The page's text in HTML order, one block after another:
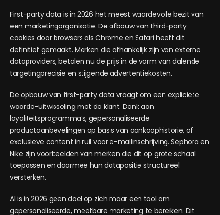
First-party data is in 2026 het meest waardevolle bezit van
een marketingorganisatie. De afbouw van third-party
cookies door browsers als Chrome en Safari heeft dit
definitief gemaakt. Merken die afhankelijk zijn van externe
dataproviders, betalen nu de prijs in de vorm van dalende
targetingprecisie en stijgende advertentiekosten.
De opbouw van first-party data vraagt om een expliciete
waarde-uitwisseling met de klant. Denk aan
loyaliteitsprogramma’s, gepersonaliseerde
productaanbevelingen op basis van aankoophistorie, of
exclusieve content in ruil voor e-mailinschrijving. Sephora en
Nike zijn voorbeelden van merken die dit op grote schaal
toepassen en daarmee hun datapositie structureel
versterken.
AI is in 2026 geen doel op zich maar een tool om
gepersonaliseerde, meetbare marketing te bereiken. Dit